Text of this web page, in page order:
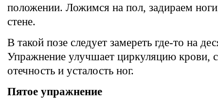
положении. Ложимся на пол, задираем
стене.
В такой позе следует замереть где-то на
Упражнение улучшает циркуляцию крови,
отечность и усталость ног.
Пятое упражнение